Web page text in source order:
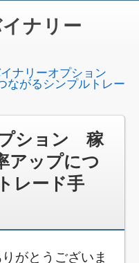
ナリー
ナリーオプション
ながるシンプルトレー
ション 稼
アップにつ
レード手
がとうございま